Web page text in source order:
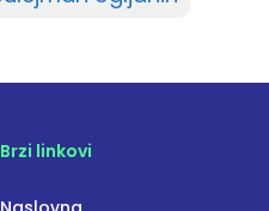
Brzi linkovi